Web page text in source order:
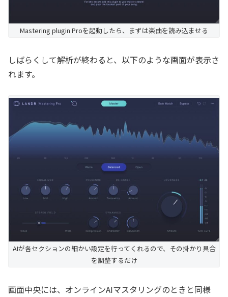
Mastering plugin Proを起動したら、まずは楽曲を読み込ませる
しばらくして解析が終わると、以下のような画面が表示さ
れます。
AIが各セクションの細かい設定を行ってくれるので、その掛かり具合
を調整するだけ
画面中央には、オンラインAIマスタリングのときと同様